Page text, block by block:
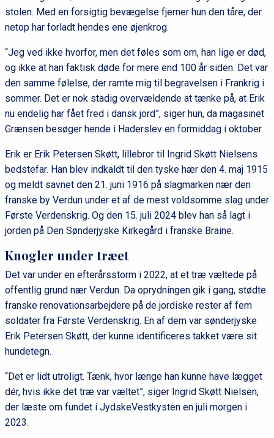
stolen. Med en forsigtig bevægelse fjerner hun den tåre, der
netop har forladt hendes ene øjenkrog.
“Jeg ved ikke hvorfor, men det føles som om, han lige er død,
og ikke at han faktisk døde for mere end 100 år siden. Det var
den samme følelse, der ramte mig til begravelsen i Frankrig i
sommer. Det er nok stadig overvældende at tænke på, at Erik
nu endelig har fået fred i dansk jord”, siger hun, da magasinet
Grænsen besøger hende i Haderslev en formiddag i oktober.
Erik er Erik Petersen Skøtt, lillebror til Ingrid Skøtt Nielsens
bedstefar. Han blev indkaldt til den tyske hær den 4. maj 1915
og meldt savnet den 21. juni 1916 på slagmarken nær den
franske by Verdun under et af de mest voldsomme slag under
Første Verdenskrig. Og den 15. juli 2024 blev han så lagt i
jorden på Den Sønderjyske Kirkegård i franske Braine.
Knogler under træet
Det var under en efterårsstorm i 2022, at et træ væltede på
offentlig grund nær Verdun. Da oprydningen gik i gang, stødte
franske renovationsarbejdere på de jordiske rester af fem
soldater fra Første Verdenskrig. En af dem var sønderjyske
Erik Petersen Skøtt, der kunne identificeres takket være sit
hundetegn.
“Det er lidt utroligt. Tænk, hvor længe han kunne have lægget
dér, hvis ikke det træ var væltet”, siger Ingrid Skøtt Nielsen,
der læste om fundet i JydskeVestkysten en juli morgen i
2023.